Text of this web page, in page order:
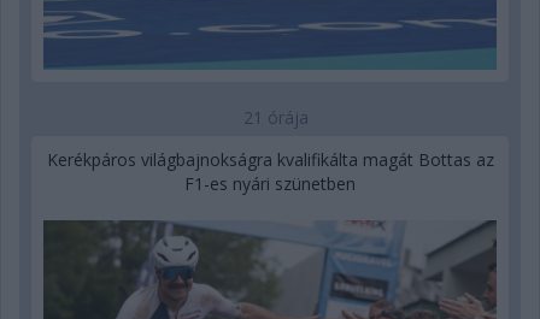
21 órája
Kerékpáros világbajnokságra kvalifikálta magát Bottas az
F1-es nyári szünetben